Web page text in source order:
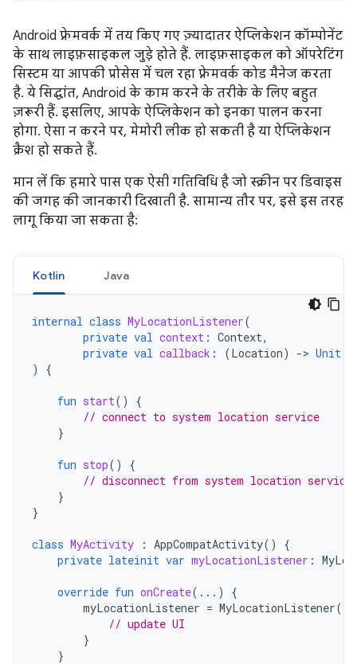
Android फ़्रेमवर्क में तय किए गए ज़्यादातर ऐप्लिकेशन कॉम्पोनेंट
के साथ लाइफ़साइकल जुड़े होते हैं. लाइफ़साइकल को ऑपरेटिंग
सिस्टम या आपकी प्रोसेस में चल रहा फ़्रेमवर्क कोड मैनेज करता
है. ये सिद्धांत, Android के काम करने के तरीके के लिए बहुत
ज़रूरी हैं. इसलिए, आपके ऐप्लिकेशन को इनका पालन करना
होगा. ऐसा न करने पर, मेमोरी लीक हो सकती है या ऐप्लिकेशन
क्रैश हो सकते हैं.
मान लें कि हमारे पास एक ऐसी गतिविधि है जो स्क्रीन पर डिवाइस
की जगह की जानकारी दिखाती है. सामान्य तौर पर, इसे इस तरह
लागू किया जा सकता है:
Kotlin Java
internal class MyLocationListener(
private val context : Context,
private val callback : (Location) -> Unit
)
{
fun start()
{
// connect to system location service
}
fun stop()
{
// disconnect from system location service
}
}
class MyActivity : AppCompatActivity()
{
private lateinit var myLocationListener :
override fun onCreate(...)
{
myLocationListener = MyLocationListener(
// update UI
}
}